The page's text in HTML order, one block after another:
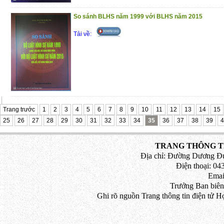
So sánh BLHS năm 1999 với BLHS năm 2015
Tải về:
Trang trước 1 2 3 4 5 6 7 8 9 10 11 12 13 14
15
25
26 27 28 29 30 31 32 33 34 35 36 37 38 39
TRANG THÔNG
Địa chỉ: Đường Dương
Điện thoại:
Trưởng Ban
Ghi rõ nguồn Trang thông tin điện tử